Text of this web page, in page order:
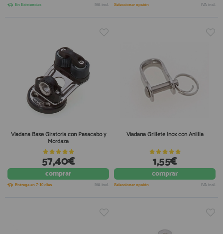
En Existencias IVA incl. Seleccionar opción IVA incl.
Viadana Base Giratoria con Pasacabo y
Mordaza
57,40€
comprar
Entrega en 7-10 días IVA incl.
Viadana Grillete Inox con Anillla
1,55€
comprar
Seleccionar opción IVA incl.